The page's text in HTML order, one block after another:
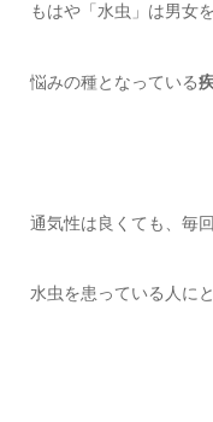
もはや「水虫」は男女
悩みの種となっている
通気性は良くても、毎
水虫を患っている人に